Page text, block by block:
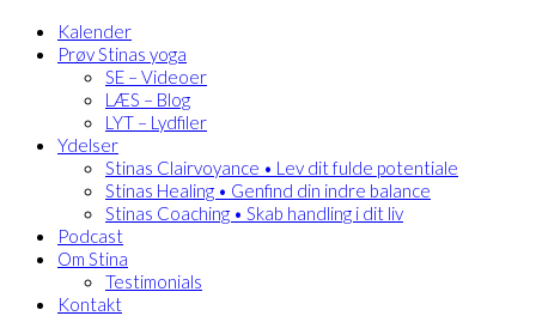
Kalender
Prøv Stinas yoga
SE – Videoer
LÆS – Blog
LYT – Lydfiler
Ydelser
Stinas Clairvoyance • Lev dit fulde potentiale
Stinas Healing • Genfind din indre balance
Stinas Coaching • Skab handling i dit liv
Podcast
Om Stina
Testimonials
Kontakt